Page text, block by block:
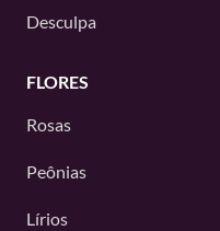
Desculpa
FLORES
Rosas
Peônias
Lírios